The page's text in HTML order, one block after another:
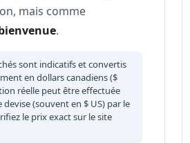
mais comme
.
sont indicatifs et convertis
en dollars canadiens ($
réelle peut être effectuée
(souvent en $ US) par le
le prix exact sur le site